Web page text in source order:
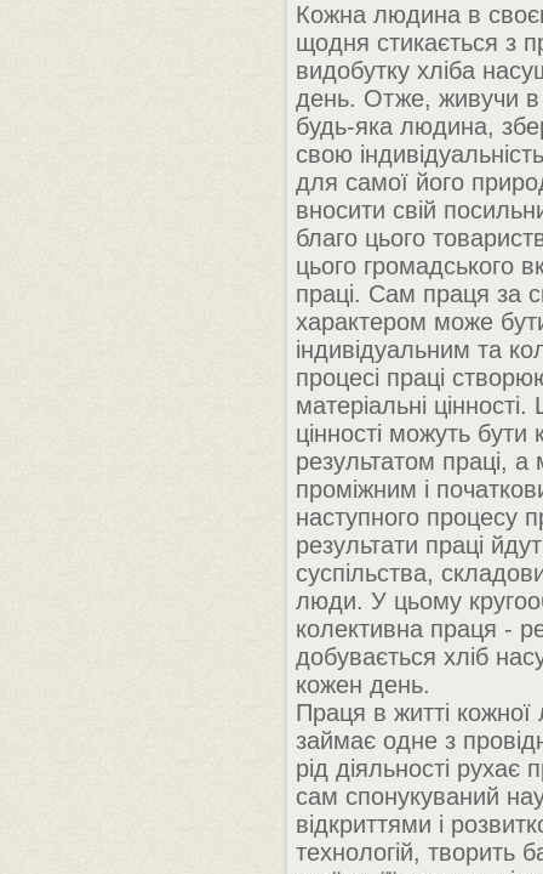
Кожна людина в
щодня стикається з
видобутку хліба
день. Отже, живучи в
будь-яка людина,
свою
для самої його
вносити свій
благо цього
цього громадського
праці. Сам праця за
характером може
індивідуальним та
процесі праці
матеріальні цінності.
цінності можуть бути
результатом праці, а
проміжним і
наступного процесу
результати праці
суспільства,
люди. У цьому
колективна праця -
добувається хліб
кожен день.
Праця в житті
займає одне з
рід діяльності рухає
сам спонукуваний
відкриттями і
технологій, творить